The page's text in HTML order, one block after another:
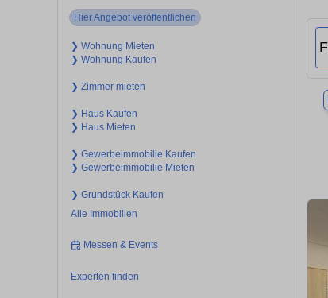
Hier Angebot veröffentlichen
❯ Wohnung Mieten
❯ Wohnung Kaufen
❯ Zimmer mieten
❯ Haus Kaufen
❯ Haus Mieten
❯ Gewerbeimmobilie Kaufen
❯ Gewerbeimmobilie Mieten
❯ Grundstück Kaufen
Alle Immobilien
Messen & Events
Experten finden